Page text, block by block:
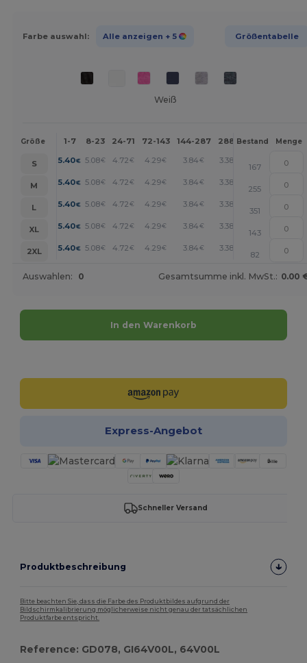
Farbe auswahl: Alle anzeigen + 5 Größentabelle
Weiß
Größe 1-7 8-23 24-71 72-143 144-287 288 + Mehr
Bestand Menge
S 5.40€ 5.08€ 4.72€ 4.29€ 3.84 € 3.38 +
167
M
5.40€ 5.08€ 4.72€ 4.29€ 3.84 € 3.38 +
255
L
5.40€ 5.08€ 4.72€ 4.29€ 3.84 € 3.38 +
351
XL
5.40€ 5.08€ 4.72€ 4.29€ 3.84 € 3.38 +
143
2XL
5.40€ 5.08€ 4.72€ 4.29€ 3.84 € 3.38 +
82
Auswahlen: 0 Gesamtsumme inkl. MwSt.: 0.00
In den Warenkorb
Express-Angebot
Schneller Versand
Produktbeschreibung
Bitte beachten Sie, dass die Farbe des Produktbildes aufgrund der
Bildschirmkalibrierung möglicherweise nicht genau der tatsächlichen
Produktfarbe entspricht.
Reference: GD078, GI64V00L, 64V00L